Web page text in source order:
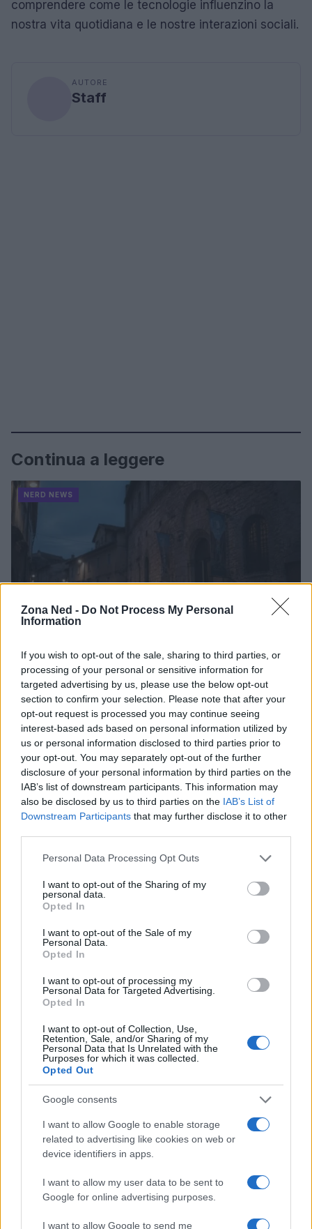
Zona Ned - Do Not Process My Personal
Information
If you wish to opt-out of the sale, sharing to third parties, or
processing of your personal or sensitive information for
targeted advertising by us, please use the below opt-out
section to confirm your selection. Please note that after your
opt-out request is processed you may continue seeing
interest-based ads based on personal information utilized by
us or personal information disclosed to third parties prior to
your opt-out. You may separately opt-out of the further
disclosure of your personal information by third parties on the
IAB’s list of downstream participants. This information may
also be disclosed by us to third parties on the IAB’s List of
Downstream Participants that may further disclose it to other
Please note that this website/app uses one or more Google
not limited to your visit or usage behaviour. You may click to
grant or deny consent to Google and its third-party tags to
use your data for below specified purposes in below Google
consent section.
Personal Data Processing Opt Outs
I want to opt-out of the Sharing of my
personal data.
Opted In
I want to opt-out of the Sale of my
Personal Data.
Opted In
I want to opt-out of processing my
Personal Data for Targeted Advertising.
Opted In
I want to opt-out of Collection, Use,
Retention, Sale, and/or Sharing of my
Personal Data that Is Unrelated with the
Purposes for which it was collected.
Opted Out
Google consents
I want to allow Google to enable storage
related to advertising like cookies on web or
device identifiers in apps.
I want to allow my user data to be sent to
Google for online advertising purposes.
I want to allow Google to send me
comprendere come le tecnologie influenzino la
nostra vita quotidiana e le nostre interazioni sociali.
AUTORE
Staff
Continua a leggere
NERD NEWS
Pieve Comics 2026: tutto ciò che devi sapere
sull’evento nerd di Perugia
Andrea Conforti · 6 Ago 2026
NERD NEWS
Boom del settore tech italiano: 652 milioni in venture
capital nel primo semestre 2026
NERD NEWS
Malescomics 2026: eventi, ospiti e attività in Valle